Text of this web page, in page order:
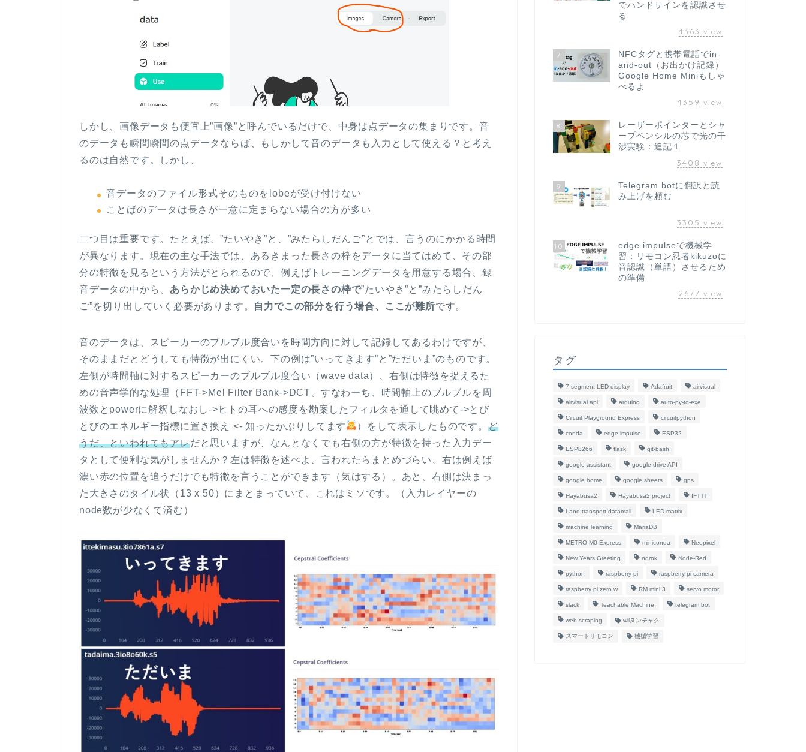
しかし、画像データも便宜上”画像”と呼んでいるだけで、中身は点データの集まりです。音
のデータも瞬間瞬間の点データならば、もしかして音のデータも入力として使える？と考え
るのは自然です。しかし、
音データのファイル形式そのものをlobeが受け付けない
ことばのデータは長さが一意に定まらない場合の方が多い
二つ目は重要です。たとえば、”たいやき”と、”みたらしだんご”とでは、言うのにかかる時間
が異なります。現在の主な手法では、あるきまった長さの枠をデータに当てはめて、その部
分の特徴を見るという方法がとられるので、例えばトレーニングデータを用意する場合、録
音データの中から、 あらかじめ決めておいた一定の長さの枠で”たいやき”と”みたらしだん
ご”を切り出していく必要があります。 自力でこの部分を行う場合、ここが難所です。
音のデータは、スピーカーのブルブル度合いを時間方向に対して記録してあるわけですが、
そのままだとどうしても特徴が出にくい。下の例は”いってきます”と”ただいま”のものです。
左側が時間軸に対するスピーカーのブルブル度合い（wave data）、右側は特徴を捉えるた
めの音声学的な処理（FFT->Mel Filter Bank->DCT、すなわーち、時間軸上のブルブルを周
波数とpowerに解釈しなおし->ヒトの耳への感度を勘案したフィルタを通して眺めて->とび
とびのエネルギー指標に置き換え <- 知ったかぶりしてます
）をして表示したものです。 ど
うだ、といわれてもアレだと思いますが、なんとなくでも右側の方が特徴を持った入力デー
タとして便利な気がしませんか？左は特徴を述べよ、言われたらまとめづらい、右は例えば
濃い赤の位置を追うだけでも特徴を言うことができます（気はする）。あと、右側は決まっ
た大きさのタイル状（13 x 50）にまとまっていて、これはミソです。（入力レイヤーの
node数が少なくて済む）
でハンドサインを認識させ
る
4363 view
7
NFCタグと携帯電話でin-
and-out（お出かけ記録）
Google Home Miniもしゃ
べるよ
4359 view
8
レーザーポインターとシャ
ープペンシルの芯で光の干
渉実験：追記１
3408 view
9
Telegram botに翻訳と読
み上げを頼む
3305 view
10
edge impulseで機械学
習：リモコン忍者kikuzoに
音認識（単語）させるため
の準備
2677 view
タグ
7 segment LED display Adafruit airvisual
airvisual api arduino auto-py-to-exe
Circuit Playground Express circuitpython
conda edge impulse ESP32
ESP8266 flask git-bash
google assistant google drive API
google home google sheets gps
Hayabusa2 Hayabusa2 project IFTTT
Land transport datamall LED matrix
machine learning MariaDB
METRO M0 Express miniconda Neopixel
New Years Greeting ngrok Node-Red
python raspberry pi raspberry pi camera
raspberry pi zero w RM mini 3 servo motor
slack Teachable Machine telegram bot
web scraping wiiヌンチャク
スマートリモコン 機械学習